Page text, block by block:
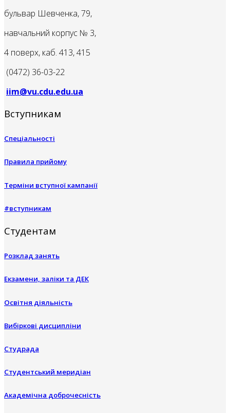
бульвар Шевченка, 79,
навчальний корпус № 3,
4 поверх, каб. 413, 415
(0472) 36-03-22
iim@vu.cdu.edu.ua
Вступникам
Спеціальності
Правила прийому
Терміни вступної кампанії
#вступникам
Студентам
Розклад занять
Екзамени, заліки та ДЕК
Освітня діяльність
Вибіркові дисципліни
Студрада
Студентський меридіан
Академічна доброчесність